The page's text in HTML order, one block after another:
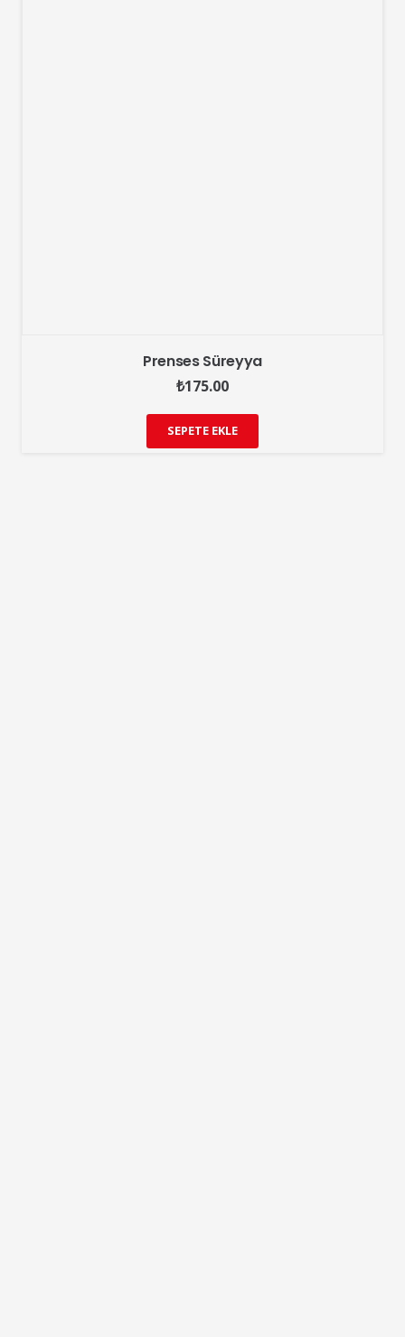
Prenses Süreyya
₺175.00
SEPETE EKLE